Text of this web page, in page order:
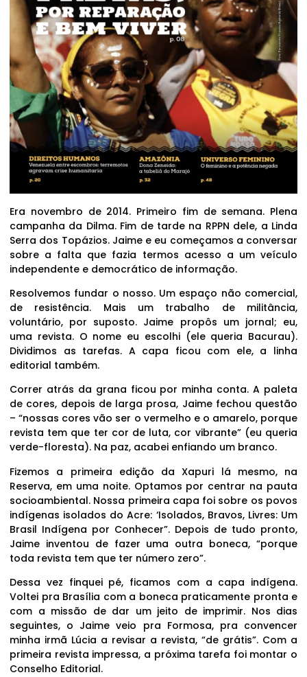
Era novembro de 2014. Primeiro fim de semana. Plena
campanha da Dilma. Fim de tarde na RPPN dele, a Linda
Serra dos Topázios. Jaime e eu começamos a conversar
sobre a falta que fazia termos acesso a um veículo
independente e democrático de informação.
Resolvemos fundar o nosso. Um espaço não comercial,
de resistência. Mais um trabalho de militância,
voluntário, por suposto. Jaime propôs um jornal; eu,
uma revista. O nome eu escolhi (ele queria Bacurau).
Dividimos as tarefas. A capa ficou com ele, a linha
editorial também.
Correr atrás da grana ficou por minha conta. A paleta
de cores, depois de larga prosa, Jaime fechou questão
– “nossas cores vão ser o vermelho e o amarelo, porque
revista tem que ter cor de luta, cor vibrante” (eu queria
verde-floresta). Na paz, acabei enfiando um branco.
Fizemos a primeira edição da Xapuri lá mesmo, na
Reserva, em uma noite. Optamos por centrar na pauta
socioambiental. Nossa primeira capa foi sobre os povos
indígenas isolados do Acre: ‘Isolados, Bravos, Livres: Um
Brasil Indígena por Conhecer”. Depois de tudo pronto,
Jaime inventou de fazer uma outra boneca, “porque
toda revista tem que ter número zero”.
Dessa vez finquei pé, ficamos com a capa indígena.
Voltei pra Brasília com a boneca praticamente pronta e
com a missão de dar um jeito de imprimir. Nos dias
seguintes, o Jaime veio pra Formosa, pra convencer
minha irmã Lúcia a revisar a revista, “de grátis”. Com a
primeira revista impressa, a próxima tarefa foi montar o
Conselho Editorial.